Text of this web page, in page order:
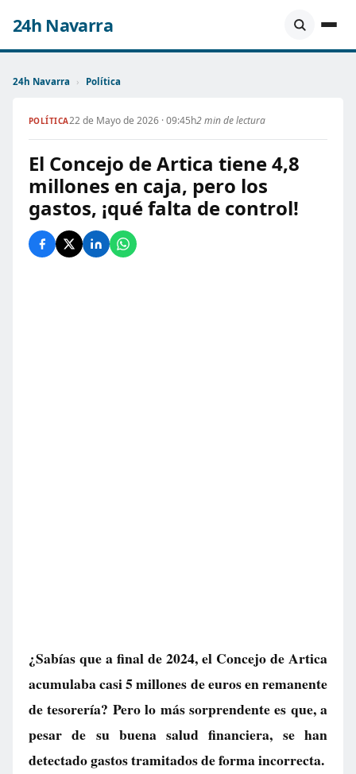
24h Navarra
24h Navarra › Política
POLÍTICA22 de Mayo de 2026 · 09:45h2 min de lectura
El Concejo de Artica tiene 4,8
millones en caja, pero los
gastos, ¡qué falta de control!
¿Sabías que a final de 2024, el Concejo de Artica
acumulaba casi 5 millones de euros en remanente
de tesorería? Pero lo más sorprendente es que, a
pesar de su buena salud financiera, se han
detectado gastos tramitados de forma incorrecta.